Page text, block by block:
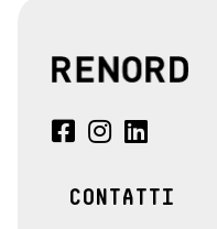
CONTATTI